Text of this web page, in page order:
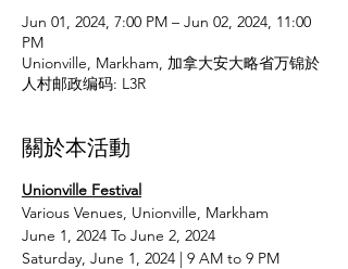
Jun 01, 2024, 7:00 PM – Jun 02, 2024, 11:00
PM
Unionville, Markham, 加拿大安大略省万锦於
人村邮政编码: L3R
關於本活動
Unionville Festival
Various Venues, Unionville, Markham
June 1, 2024 To June 2, 2024
Saturday, June 1, 2024 | 9 AM to 9 PM